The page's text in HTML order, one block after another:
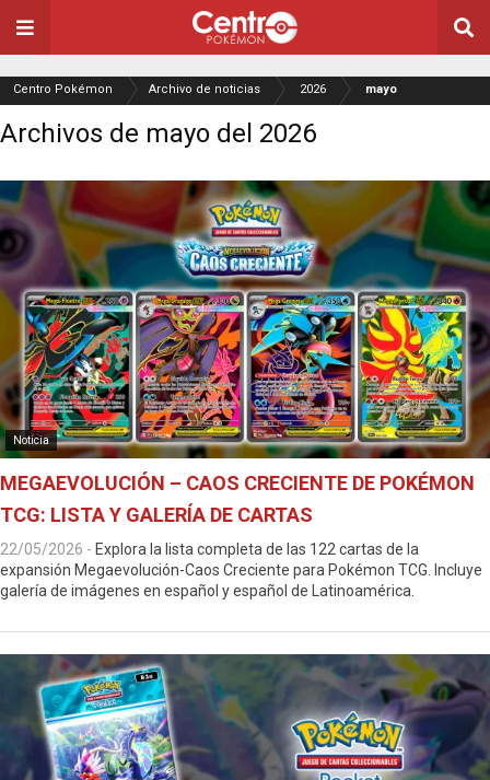
Centro Pokémon Archivo de noticias 2026 mayo
Archivos de mayo del 2026
Noticia
MEGAEVOLUCIÓN – CAOS CRECIENTE DE POKÉMON
TCG: LISTA Y GALERÍA DE CARTAS
22/05/2026 - Explora la lista completa de las 122 cartas de la
expansión Megaevolución-Caos Creciente para Pokémon TCG. Incluye
galería de imágenes en español y español de Latinoamérica.